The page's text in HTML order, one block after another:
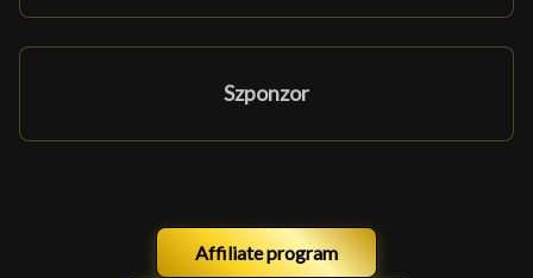
Szponzor
Affiliate program